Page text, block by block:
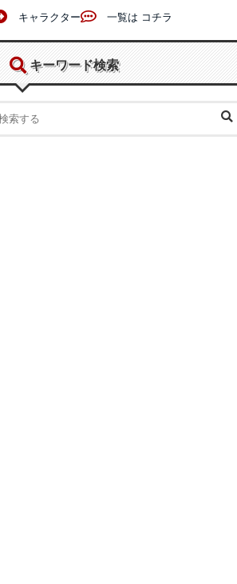
キャラクター 一覧は コチラ
キーワード検索